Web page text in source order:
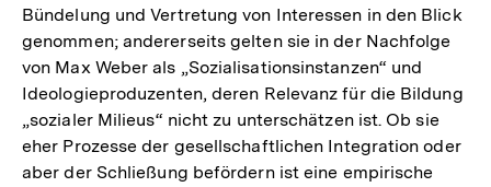
Bündelung und Vertretung von Interessen in den Blick
genommen; andererseits gelten sie in der Nachfolge
von Max Weber als „Sozialisationsinstanzen“ und
Ideologieproduzenten, deren Relevanz für die Bildung
„sozialer Milieus“ nicht zu unterschätzen ist. Ob sie
eher Prozesse der gesellschaftlichen Integration oder
aber der Schließung befördern ist eine empirische